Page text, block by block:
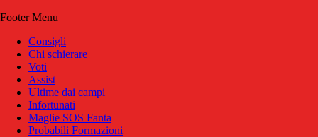
Footer Menu
Consigli
Chi schierare
Voti
Assist
Ultime dai campi
Infortunati
Maglie SOS Fanta
Probabili Formazioni